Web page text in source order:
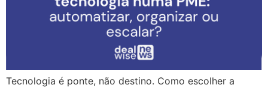
Tecnologia é ponte, não destino. Como escolher a